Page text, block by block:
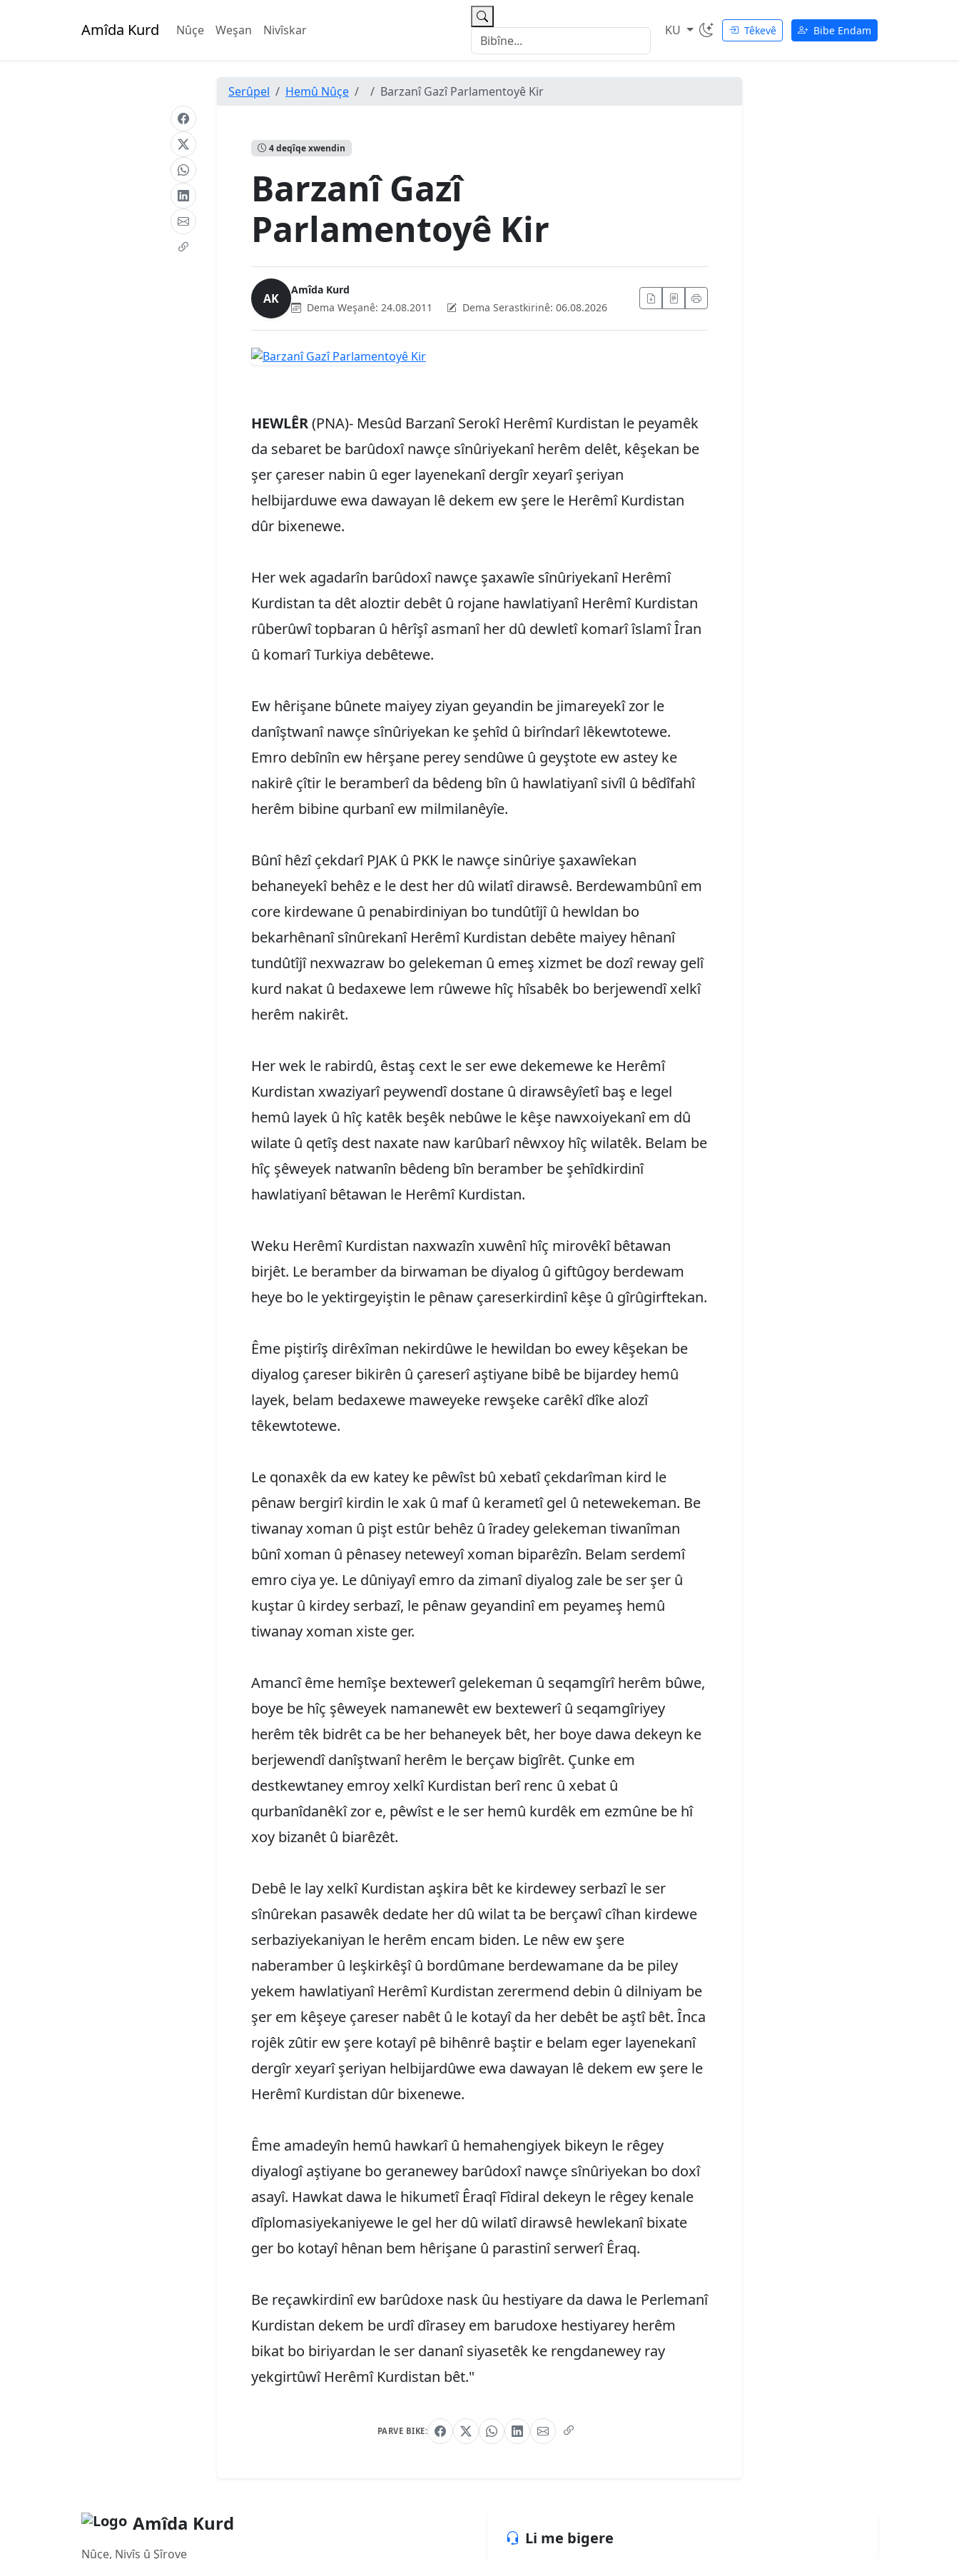
Amîda Kurd Nûçe Weşan Nivîskar KU Têkevê Bibe Endam
Serûpel Hemû Nûçe Barzanî Gazî Parlamentoyê Kir
4 deqîqe xwendin
Barzanî Gazî
Parlamentoyê Kir
AK
Amîda Kurd
Dema Weşanê: 24.08.2011 Dema Serastkirinê: 06.08.2026
HEWLÊR(PNA)- Mesûd Barzanî Serokî Herêmî Kurdistan le peyamêk
da sebaret be barûdoxî nawçe sînûriyekanî herêm delêt, kêşekan be
şer çareser nabin û eger layenekanî dergîr xeyarî şeriyan
helbijarduwe ewa dawayan lê‌ dekem ew şere le Herêmî Kurdistan
dûr bixenewe.
Her wek agadarîn barûdoxî nawçe şaxawîe sînûriyekanî Herêmî
Kurdistan ta dêt aloztir debêt û rojane hawlatiyanî Herêmî Kurdistan
rûberûwî topbaran û hêrîşî asmanî her dû dewletî komarî îslamî Îran
û komarî Turkiya debêtewe.
Ew hêrişane bûnete maiyey ziyan geyandin be jimareyekî zor le
danîştwanî nawçe sînûriyekan ke şehîd û birîndarî lêkewtotewe.
Emro debînîn ew hêrşane perey sendûwe û geyştote ew astey ke
nakirê‌ çîtir le beramberî da bê‌‌deng bîn û hawlatiyanî sivîl û bêdîfahî
herêm bibine qurbanî ew milmilanêyîe.
Bûnî hêzî çekdarî PJAK û PKK le nawçe sinûriye şaxawîekan
behaneyekî behêz e le dest her dû wilatî dirawsê‌. Berdewambûnî em
core kirdewane û penabirdiniyan bo tundûtîjî û hewldan bo
bekarhênanî sînûrekanî Herêmî Kurdistan debête maiyey hênanî
tundûtîjî nexwazraw bo gelekeman û emeş xizmet be dozî reway gelî
kurd nakat û bedaxewe lem rûwewe hîç hîsabêk bo berjewendî xelkî
herêm nakirêt.
Her wek le rabirdû, êstaş cext le ser ewe dekemewe ke Herêmî
Kurdistan xwaziyarî peywendî dostane û dirawsêyîetî baş e legel
hemû layek û hîç katêk beşêk nebûwe le kêşe nawxoiyekanî em dû
wilate û qetîş dest naxate naw karûbarî nêwxoy hîç wilatêk. Belam be
hîç şêweyek natwanîn bêdeng bîn beramber be şehîdkirdinî
hawlatiyanî bêtawan le Herêmî Kurdistan.
Weku Herêmî Kurdistan naxwazîn xuwênî hîç mirovêkî bêtawan
birjêt. Le beramber da birwaman be diyalog û giftûgoy berdewam
heye bo le yektirgeyiştin le pênaw çareserkirdinî kêşe û gîrûgirftekan.
Ême piştirîş dirêxîman nekirdûwe le hewildan bo ewey kêşekan be
diyalog çareser bikirên û çareserî aştiyane bibê‌ be bijardey hemû
layek, belam bedaxewe maweyeke rewşeke carêkî dîke alozî
têkewtotewe.
Le qonaxêk da ew katey ke pêwîst bû xebatî çekdarîman kird le
pênaw bergirî kirdin le xak û maf û kerametî gel û netewekeman. Be
tiwanay xoman û pişt estûr behêz û îradey gelekeman tiwanîman
bûnî xoman û pênasey neteweyî xoman biparêzîn. Belam serdemî
emro ciya ye. Le dûniyayî emro da zimanî diyalog zale be ser şer û
kuştar û kirdey serbazî, le pênaw geyandinî em peyameş hemû
tiwanay xoman xiste ger.
Amancî ême hemîşe bextewerî gelekeman û seqamgîrî herêm bûwe,
boye be hîç şêweyek namanewêt ew bextewerî û seqamgîriyey
herêm têk bidrêt ca be her behaneyek bêt, her boye dawa dekeyn ke
berjewendî danîştwanî herêm le berçaw bigîrêt. Çunke em
destkewtaney emroy xelkî Kurdistan berî renc û xebat û
qurbanîdanêkî zor e, pêwîst e le ser hemû kurdêk em ezmûne be hî
xoy bizanêt û biarêzêt.
Debê‌ le lay xelkî Kurdistan aşkira bêt ke kirdewey serbazî le ser
sînûrekan pasawêk dedate her dû wilat ta be berçawî cîhan kirdewe
serbaziyekaniyan le herêm encam biden. Le nêw ew şere
naberamber û leşkirkêşî û bordûmane berdewamane da be piley
yekem hawlatiyanî Herêmî Kurdistan zerermend debin û dilniyam be
şer em kêşeye çareser nabêt û le kotayî da her debêt be aştî bêt. Înca
rojêk zûtir ew şere kotayî pê‌ bihênrê‌ baştir e belam eger layenekanî
dergîr xeyarî şeriyan helbijardûwe ewa dawayan lê‌ dekem ew şere le
Herêmî Kurdistan dûr bixenewe.
Ême amadeyîn hemû hawkarî û hemahengiyek bikeyn le rêgey
diyalogî aştiyane bo geranewey barûdoxî nawçe sînûriyekan bo doxî
asayî. Hawkat dawa le hikumetî Êraqî Fîdiral dekeyn le rêgey kenale
dîplomasiyekaniyewe le gel her dû wilatî dirawsê‌ hewlekanî bixate
ger bo kotayî hênan bem hêrişane û parastinî serwerî Êraq.
Be reçawkirdinî ew barûdoxe nask ûu hestiyare da dawa le Perlemanî
Kurdistan dekem be urdî dîrasey em barudoxe hestiyarey herêm
bikat bo biriyardan le ser dananî siyasetêk ke rengdanewey ray
yekgirtûwî Herêmî Kurdistan bêt."
PARVE BIKE:
Amîda Kurd
Nûçe, Nivîs û Şîrove
Li me bigere